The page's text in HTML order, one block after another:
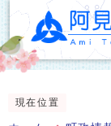
現在位置